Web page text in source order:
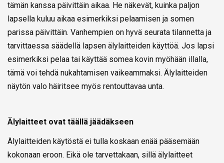
tämän kanssa päivittäin aikaa. He näkevät, kuinka paljon
lapsella kuluu aikaa esimerkiksi pelaamisen ja somen
parissa päivittäin. Vanhempien on hyvä seurata tilannetta ja
tarvittaessa säädellä lapsen älylaitteiden käyttöä. Jos lapsi
esimerkiksi pelaa tai käyttää somea kovin myöhään illalla,
tämä voi tehdä nukahtamisen vaikeammaksi. Älylaitteiden
näytön valo häiritsee myös rentouttavaa unta.
Älylaitteet ovat täällä jäädäkseen
Älylaitteiden käytöstä ei tulla koskaan enää pääsemään
kokonaan eroon. Eikä ole tarvettakaan, sillä älylaitteet